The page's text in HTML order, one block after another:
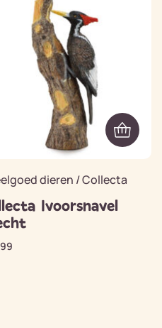
dieren / Collecta
Ivoorsnavel